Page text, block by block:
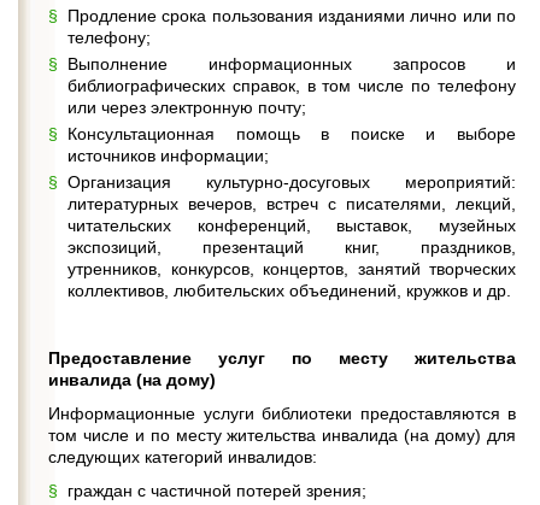
Продление срока пользования изданиями лично или по
телефону;
Выполнение информационных запросов и
библиографических справок, в том числе по телефону
или через электронную почту;
Консультационная помощь в поиске и выборе
источников информации;
Организация культурно-досуговых мероприятий:
литературных вечеров, встреч с писателями, лекций,
читательских конференций, выставок, музейных
экспозиций, презентаций книг, праздников,
утренников, конкурсов, концертов, занятий творческих
коллективов, любительских объединений, кружков и др.
Предоставление услуг по месту жительства
инвалида (на дому)
Информационные услуги библиотеки предоставляются в
том числе и по месту жительства инвалида (на дому) для
следующих категорий инвалидов:
граждан с частичной потерей зрения;